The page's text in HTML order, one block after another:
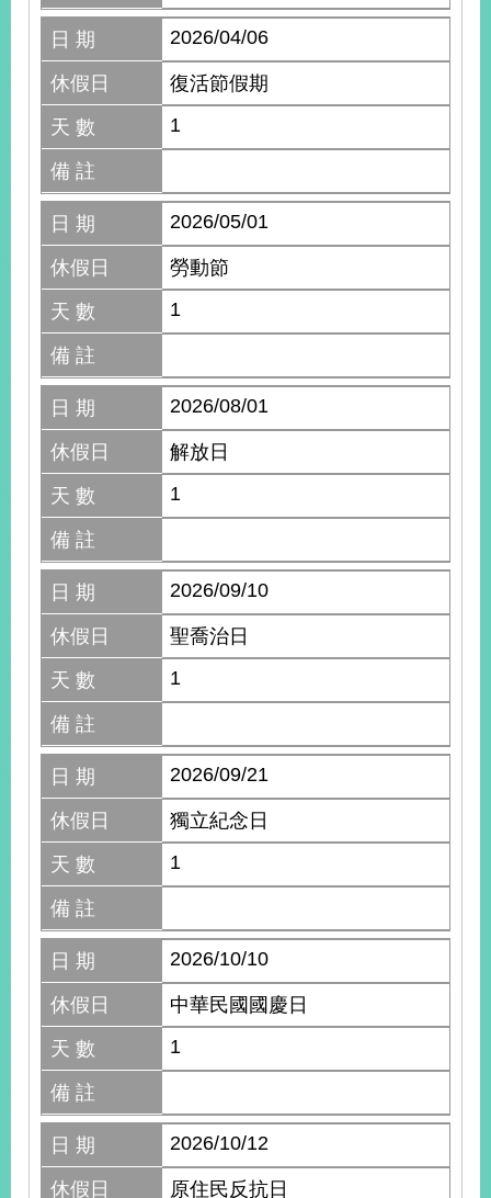
日 期 2026/04/06
休假日
復活節假期
天 數
1
備 註
日 期 2026/05/01
休假日
勞動節
天 數
1
備 註
日 期 2026/08/01
休假日
解放日
天 數
1
備 註
日 期 2026/09/10
休假日
聖喬治日
天 數
1
備 註
日 期 2026/09/21
休假日
獨立紀念日
天 數
1
備 註
日 期 2026/10/10
休假日
中華民國國慶日
天 數
1
備 註
日 期 2026/10/12
休假日
原住民反抗日